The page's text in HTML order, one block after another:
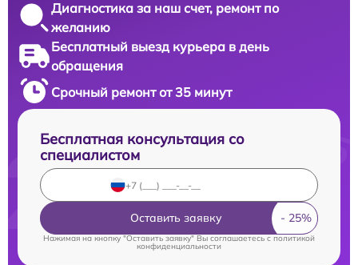
Диагностика за наш счет, ремонт по
желанию
Бесплатный выезд курьера в день
обращения
Срочный ремонт от 35 минут
Бесплатная консультация со
специалистом
Оставить заявку
Нажимая на кнопку "Оставить заявку" Вы соглашаетесь cполитикой
конфиденциальности